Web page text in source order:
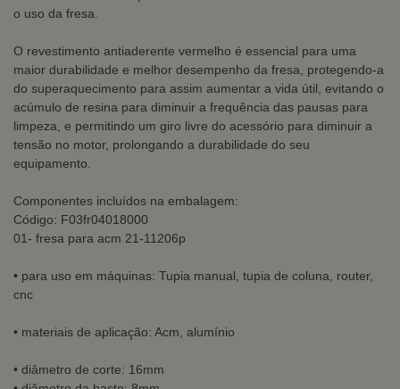
o uso da fresa.
O revestimento antiaderente vermelho é essencial para uma
maior durabilidade e melhor desempenho da fresa, protegendo-a
do superaquecimento para assim aumentar a vida útil, evitando o
acúmulo de resina para diminuir a frequência das pausas para
limpeza, e permitindo um giro livre do acessório para diminuir a
tensão no motor, prolongando a durabilidade do seu
equipamento.
Componentes incluídos na embalagem:
Código: F03fr04018000
01- fresa para acm 21-11206p
• para uso em máquinas: Tupia manual, tupia de coluna, router,
cnc
• materiais de aplicação: Acm, alumínio
• diâmetro de corte: 16mm